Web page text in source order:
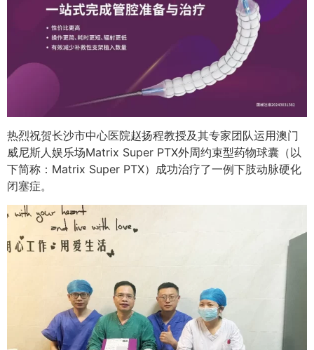
热烈祝贺长沙市中心医院赵扬程教授及其专家团队运用澳门
威尼斯人娱乐场Matrix Super PTX外周约束型药物球囊（以
下简称：Matrix Super PTX）成功治疗了一例下肢动脉硬化
闭塞症。